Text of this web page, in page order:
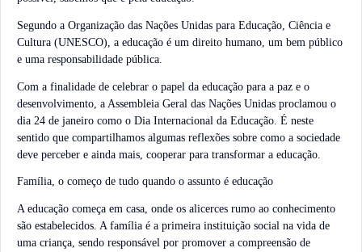
Segundo a Organização das Nações Unidas para Educação, Ciência e
Cultura (UNESCO), a educação é um direito humano, um bem público
e uma responsabilidade pública.
Com a finalidade de celebrar o papel da educação para a paz e o
desenvolvimento, a Assembleia Geral das Nações Unidas proclamou o
dia 24 de janeiro como o Dia Internacional da Educação. É neste
sentido que compartilhamos algumas reflexões sobre como a sociedade
deve perceber e ainda mais, cooperar para transformar a educação.
Família, o começo de tudo quando o assunto é educação
A educação começa em casa, onde os alicerces rumo ao conhecimento
são estabelecidos. A família é a primeira instituição social na vida de
uma criança, sendo responsável por promover a compreensão de